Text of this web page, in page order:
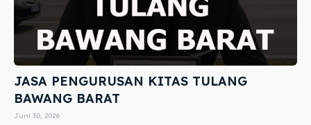
JASA PENGURUSAN KITAS TULANG
BAWANG BARAT
Juni 30, 2026